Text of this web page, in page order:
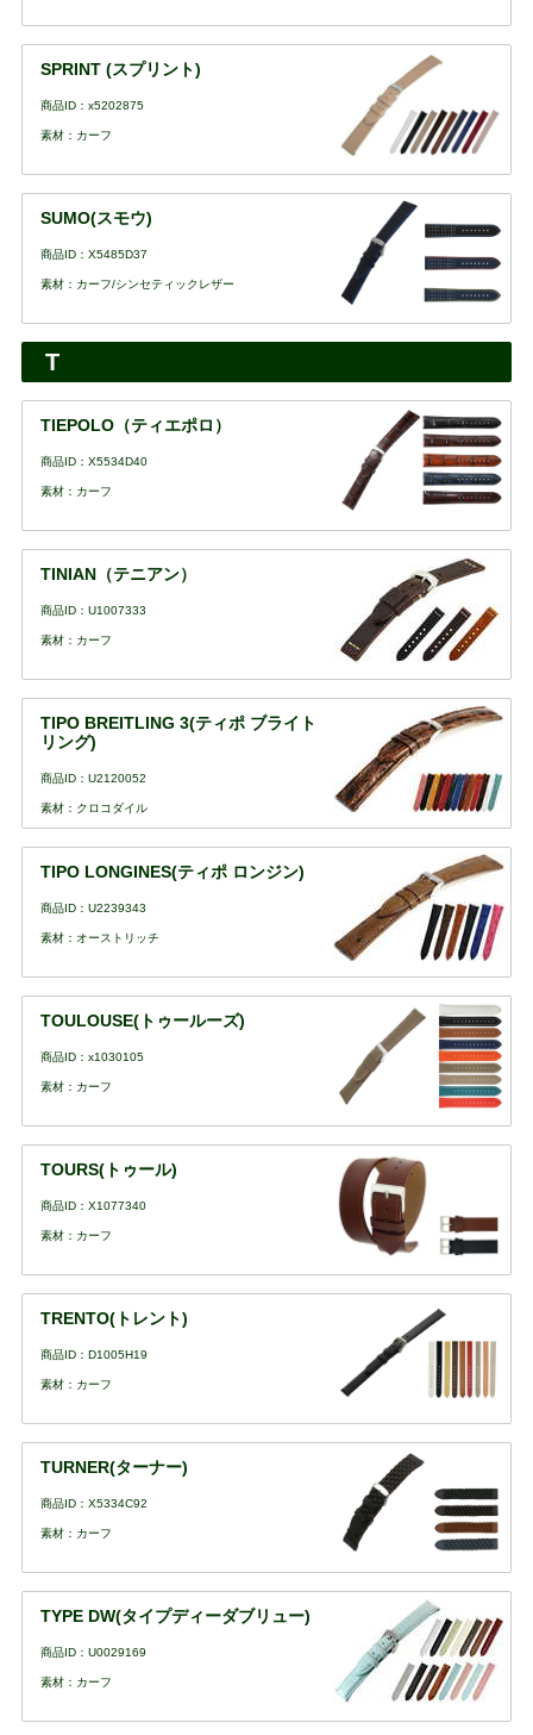
SPRINT (スプリント)
商品ID：x5202875
素材：カーフ
SUMO(スモウ)
商品ID：X5485D37
素材：カーフ/シンセティックレザー
T
TIEPOLO（ティエポロ）
商品ID：X5534D40
素材：カーフ
TINIAN（テニアン）
商品ID：U1007333
素材：カーフ
TIPO BREITLING 3(ティポ ブライト
リング)
商品ID：U2120052
素材：クロコダイル
TIPO LONGINES(ティポ ロンジン)
商品ID：U2239343
素材：オーストリッチ
TOULOUSE(トゥールーズ)
商品ID：x1030105
素材：カーフ
TOURS(トゥール)
商品ID：X1077340
素材：カーフ
TRENTO(トレント)
商品ID：D1005H19
素材：カーフ
TURNER(ターナー)
商品ID：X5334C92
素材：カーフ
TYPE DW(タイプディーダブリュー)
商品ID：U0029169
素材：カーフ